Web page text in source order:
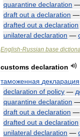
quarantine declaration
draft out a declaration —
drafted out a declaration
unilateral declaration —
English-Russian base
customs declaration
таможенная декларация
declaration of policy —
quarantine declaration
draft out a declaration —
drafted out a declaration
unilateral declaration —